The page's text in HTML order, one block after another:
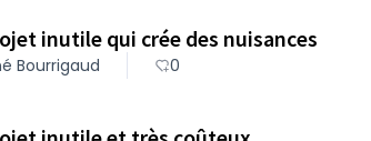
inutile qui crée des nuisances
Bourrigaud 0